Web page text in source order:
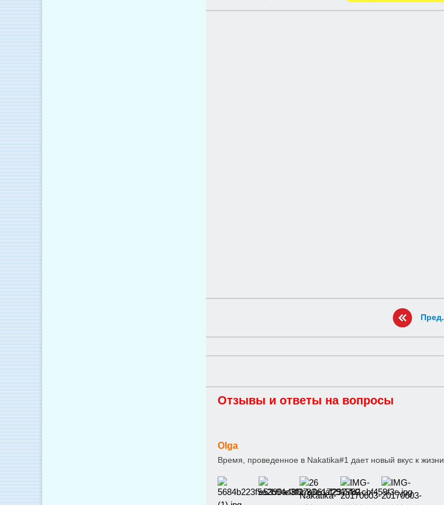
Пред.
Отзывы и ответы на вопросы
Olga
Время, проведенное в Nakatika#1 дает новый вкус к жизни.